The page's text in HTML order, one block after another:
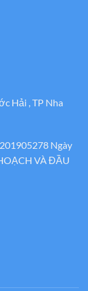
Hải , TP Nha
Ngày
VÀ ĐẦU